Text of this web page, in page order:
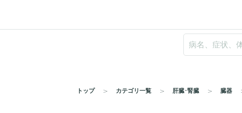
トップ カテゴリ一覧 肝臓･腎臓 臓器